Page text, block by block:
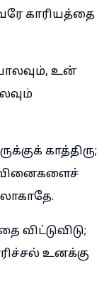
காரியத்தை
உன்
காத்திரு;
விட்டுவிடு;
உனக்கு